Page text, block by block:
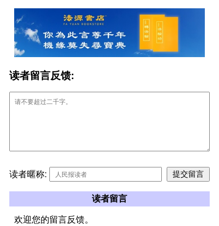
读者留言反馈:
读者暱称:
读者留言
欢迎您的留言反馈。